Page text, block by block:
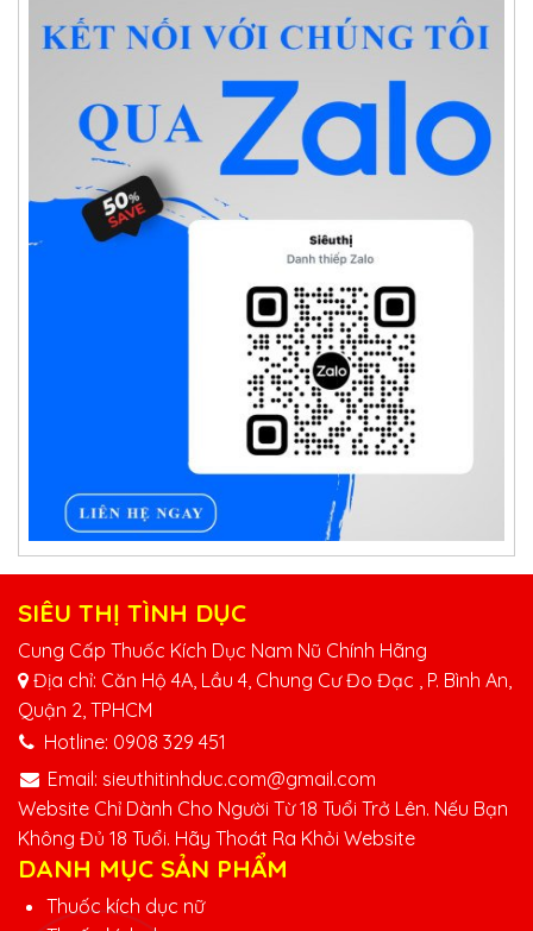
SIÊU THỊ TÌNH DỤC
Cung Cấp Thuốc Kích Dục Nam Nũ Chính Hãng
Địa chỉ: Căn Hộ 4A, Lầu 4, Chung Cư Đo Đạc , P. Bình An,
Quận 2, TPHCM
Hotline: 0908 329 451
Email: sieuthitinhduc.com@gmail.com
Website Chỉ Dành Cho Người Từ 18 Tuổi Trở Lên. Nếu Bạn
Không Đủ 18 Tuổi. Hãy Thoát Ra Khỏi Website
DANH MỤC SẢN PHẨM
Thuốc kích dục nữ